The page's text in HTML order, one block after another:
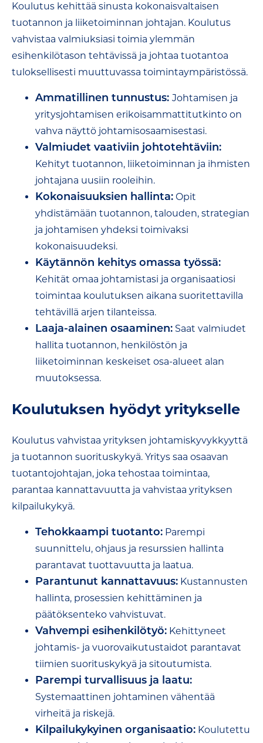
Koulutus kehittää sinusta kokonaisvaltaisen
tuotannon ja liiketoiminnan johtajan. Koulutus
vahvistaa valmiuksiasi toimia ylemmän
esihenkilötason tehtävissä ja johtaa tuotantoa
tuloksellisesti muuttuvassa toimintaympäristössä.
Ammatillinen tunnustus: Johtamisen ja
yritysjohtamisen erikoisammattitutkinto on
vahva näyttö johtamisosaamisestasi.
Valmiudet vaativiin johtotehtäviin:
Kehityt tuotannon, liiketoiminnan ja ihmisten
johtajana uusiin rooleihin.
Kokonaisuuksien hallinta: Opit
yhdistämään tuotannon, talouden, strategian
ja johtamisen yhdeksi toimivaksi
kokonaisuudeksi.
Käytännön kehitys omassa työssä:
Kehität omaa johtamistasi ja organisaatiosi
toimintaa koulutuksen aikana suoritettavilla
tehtävillä arjen tilanteissa.
Laaja-alainen osaaminen: Saat valmiudet
hallita tuotannon, henkilöstön ja
liiketoiminnan keskeiset osa-alueet alan
muutoksessa.
Koulutuksen hyödyt yritykselle
Koulutus vahvistaa yrityksen johtamiskyvykkyyttä
ja tuotannon suorituskykyä. Yritys saa osaavan
tuotantojohtajan, joka tehostaa toimintaa,
parantaa kannattavuutta ja vahvistaa yrityksen
kilpailukykyä.
Tehokkaampi tuotanto: Parempi
suunnittelu, ohjaus ja resurssien hallinta
parantavat tuottavuutta ja laatua.
Parantunut kannattavuus: Kustannusten
hallinta, prosessien kehittäminen ja
päätöksenteko vahvistuvat.
Vahvempi esihenkilötyö: Kehittyneet
johtamis- ja vuorovaikutustaidot parantavat
tiimien suorituskykyä ja sitoutumista.
Parempi turvallisuus ja laatu:
Systemaattinen johtaminen vähentää
virheitä ja riskejä.
Kilpailukykyinen organisaatio: Koulutettu